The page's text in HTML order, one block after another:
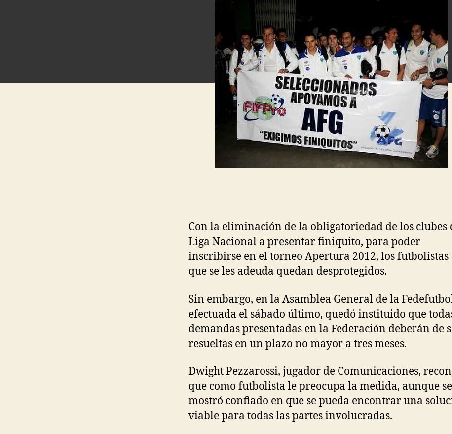
Con la eliminación de la obligatoriedad de los clubes
Liga Nacional a presentar finiquito, para poder
inscribirse en el torneo Apertura 2012, los futbolistas
que se les adeuda quedan desprotegidos.
Sin embargo, en la Asamblea General de la
efectuada el sábado último, quedó instituido que
demandas presentadas en la Federación deberán de
resueltas en un plazo no mayor a tres meses.
Dwight Pezzarossi, jugador de Comunicaciones,
que como futbolista le preocupa la medida, aunque se
mostró confiado en que se pueda encontrar una
viable para todas las partes involucradas.